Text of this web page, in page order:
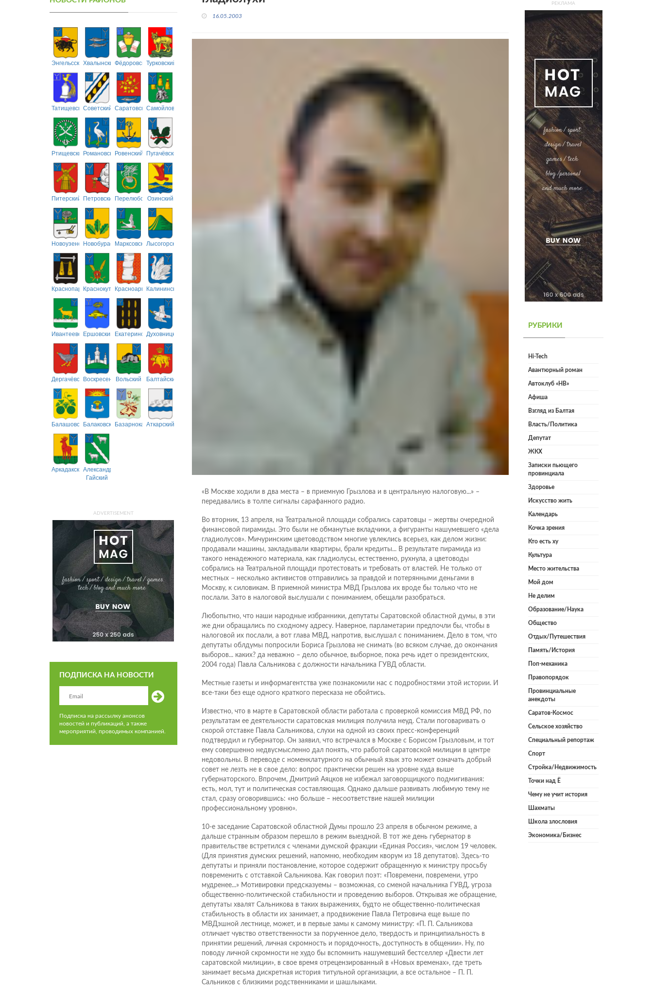
ЭнгельсскийХвалынскийФёдоровскийТурковский
ТатищевскийСоветский СаратовскийСамойловский
РтищевскийРомановскийРовенский Пугачёвский
Питерский ПетровскийПерелюбскийОзинский
НовоузенскийНовобурасскийМарксовскийЛысогорский
Краснопартизанский
КраснокутскийКрасноармейский
Калининский
ИвантеевскийЕршовский ЕкатериновскийДуховницкий
ДергачёвскийВоскресенскийВольский Балтайский
БалашовскийБалаковскийБазарнокарабулакский
Аткарский
АркадакскийАлександрово-
Гайский
ADVERTISEMENT
ПОДПИСКА НА НОВОСТИ
Подписка на рассылку анонсов
новостей и публикаций, а также
мероприятий, проводимых компанией.
16.05.2003
«В Москве ходили в два места – в приемную Грызлова и в центральную налоговую...» –
передавались в толпе сигналы сарафанного радио.
Во вторник, 13 апреля, на Театральной площади собрались саратовцы – жертвы очередной
финансовой пирамиды. Это были не обманутые вкладчики, а фигуранты нашумевшего «дела
гладиолусов». Мичуринским цветоводством многие увлеклись всерьез, как делом жизни:
продавали машины, закладывали квартиры, брали кредиты... В результате пирамида из
такого ненадежного материала, как гладиолусы, естественно, рухнула, а цветоводы
собрались на Театральной площади протестовать и требовать от властей. Не только от
местных – несколько активистов отправились за правдой и потерянными деньгами в
Москву, к силовикам. В приемной министра МВД Грызлова их вроде бы только что не
послали. Зато в налоговой выслушали с пониманием, обещали разобраться.
Любопытно, что наши народные избранники, депутаты Саратовской областной думы, в эти
же дни обращались по сходному адресу. Наверное, парламетарии предпочли бы, чтобы в
налоговой их послали, а вот глава МВД, напротив, выслушал с пониманием. Дело в том, что
депутаты облдумы попросили Бориса Грызлова не снимать (во всяком случае, до окончания
выборов... каких? да неважно – дело обычное, выборное, пока речь идет о президентских,
2004 года) Павла Сальникова с должности начальника ГУВД области.
Местные газеты и информагентства уже познакомили нас с подробностями этой истории. И
все-таки без еще одного краткого пересказа не обойтись.
Известно, что в марте в Саратовской области работала с проверкой комиссия МВД РФ, по
результатам ее деятельности саратовская милиция получила неуд. Стали поговаривать о
скорой отставке Павла Сальникова, слухи на одной из своих пресс-конференций
подтвердил и губернатор. Он заявил, что встречался в Москве с Борисом Грызловым, и тот
ему совершенно недвусмысленно дал понять, что работой саратовской милиции в центре
недовольны. В переводе с номенклатурного на обычный язык это может означать добрый
совет не лезть не в свое дело: вопрос практически решен на уровне куда выше
губернаторского. Впрочем, Дмитрий Аяцков не избежал заговорщицкого подмигивания:
есть, мол, тут и политическая составляющая. Однако дальше развивать любимую тему не
стал, сразу оговорившись: «но больше – несоответствие нашей милиции
профессиональному уровню».
10-е заседание Саратовской областной Думы прошло 23 апреля в обычном режиме, а
дальше странным образом перешло в режим выездной. В тот же день губернатор в
правительстве встретился с членами думской фракции «Единая Россия», числом 19 человек.
(Для принятия думских решений, напомню, необходим кворум из 18 депутатов). Здесь-то
депутаты и приняли постановление, которое содержит обращенную к министру просьбу
повременить с отставкой Сальникова. Как говорил поэт: «Повремени, повремени, утро
мудренее...» Мотивировки предсказуемы – возможная, со сменой начальника ГУВД, угроза
общественно-политической стабильности и проведению выборов. Открывая же обращение,
депутаты хвалят Сальникова в таких выражениях, будто не общественно-политическая
стабильность в области их занимает, а продвижение Павла Петровича еще выше по
МВДэшной лестнице, может, и в первые замы к самому министру: «П. П. Сальникова
отличает чувство ответственности за порученное дело, твердость и принципиальность в
принятии решений, личная скромность и порядочность, доступность в общении». Ну, по
поводу личной скромности не худо бы вспомнить нашумевший бестселлер «Двести лет
саратовской милиции», в свое время отрецензированный в «Новых временах», где треть
занимает весьма дискретная история титульной организации, а все остальное – П. П.
Сальников с близкими родственниками и шашлыками.
РЕКЛАМА
РУБРИКИ
Hi-Tech
Авантюрный роман
Автоклуб «НВ»
Афиша
Взгляд из Балтая
Власть/Политика
Депутат
ЖКХ
Записки пьющего
провинциала
Здоровье
Искусство жить
Календарь
Кочка зрения
Кто есть ху
Культура
Место жительства
Мой дом
Не делим
Образование/Наука
Общество
Отдых/Путешествия
Память/История
Поп-механика
Правопорядок
Провинциальные
анекдоты
Саратов-Космос
Сельское хозяйство
Специальный репортаж
Спорт
Стройка/Недвижимость
Точки над Ё
Чему не учит история
Шахматы
Школа злословия
Экономика/Бизнес